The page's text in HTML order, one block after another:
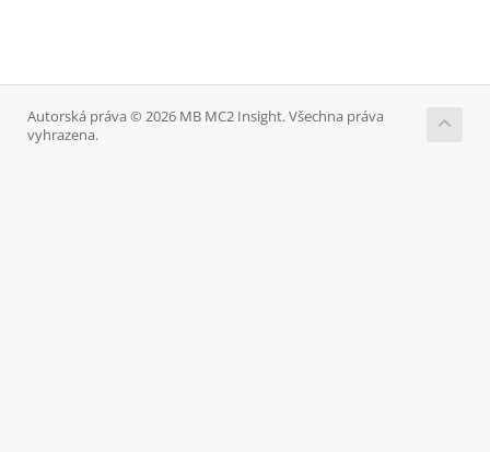
Autorská práva © 2026 MB MC2 Insight. Všechna práva
vyhrazena.